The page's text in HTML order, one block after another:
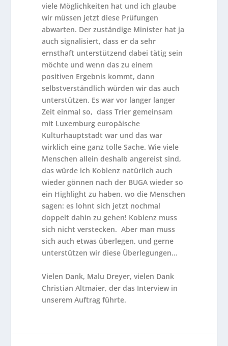
viele Möglichkeiten hat und ich glaube
wir müssen jetzt diese Prüfungen
abwarten. Der zuständige Minister hat ja
auch signalisiert, dass er da sehr
ernsthaft unterstützend dabei tätig sein
möchte und wenn das zu einem
positiven Ergebnis kommt, dann
selbstverständlich würden wir das auch
unterstützen. Es war vor langer langer
Zeit einmal so, dass Trier gemeinsam
mit Luxemburg europäische
Kulturhauptstadt war und das war
wirklich eine ganz tolle Sache. Wie viele
Menschen allein deshalb angereist sind,
das würde ich Koblenz natürlich auch
wieder gönnen nach der BUGA wieder so
ein Highlight zu haben, wo die Menschen
sagen: es lohnt sich jetzt nochmal
doppelt dahin zu gehen! Koblenz muss
sich nicht verstecken. Aber man muss
sich auch etwas überlegen, und gerne
unterstützen wir diese Überlegungen…
Vielen Dank, Malu Dreyer, vielen Dank
Christian Altmaier, der das Interview in
unserem Auftrag führte.